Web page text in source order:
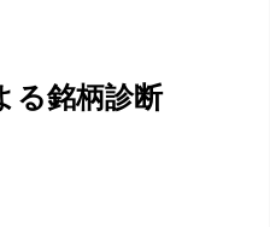
る銘柄診断